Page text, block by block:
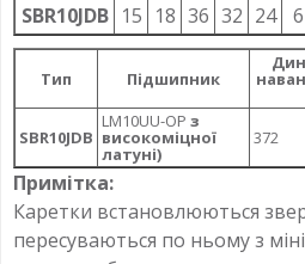
SBR10JDB 15 18 36 32 24 6
Тип Підшипник
SBR10JDB
LM10UU-OP з
високоміцної
латуні)
372
Примітка:
Каретки встановлюються
пересуваються по ньому з